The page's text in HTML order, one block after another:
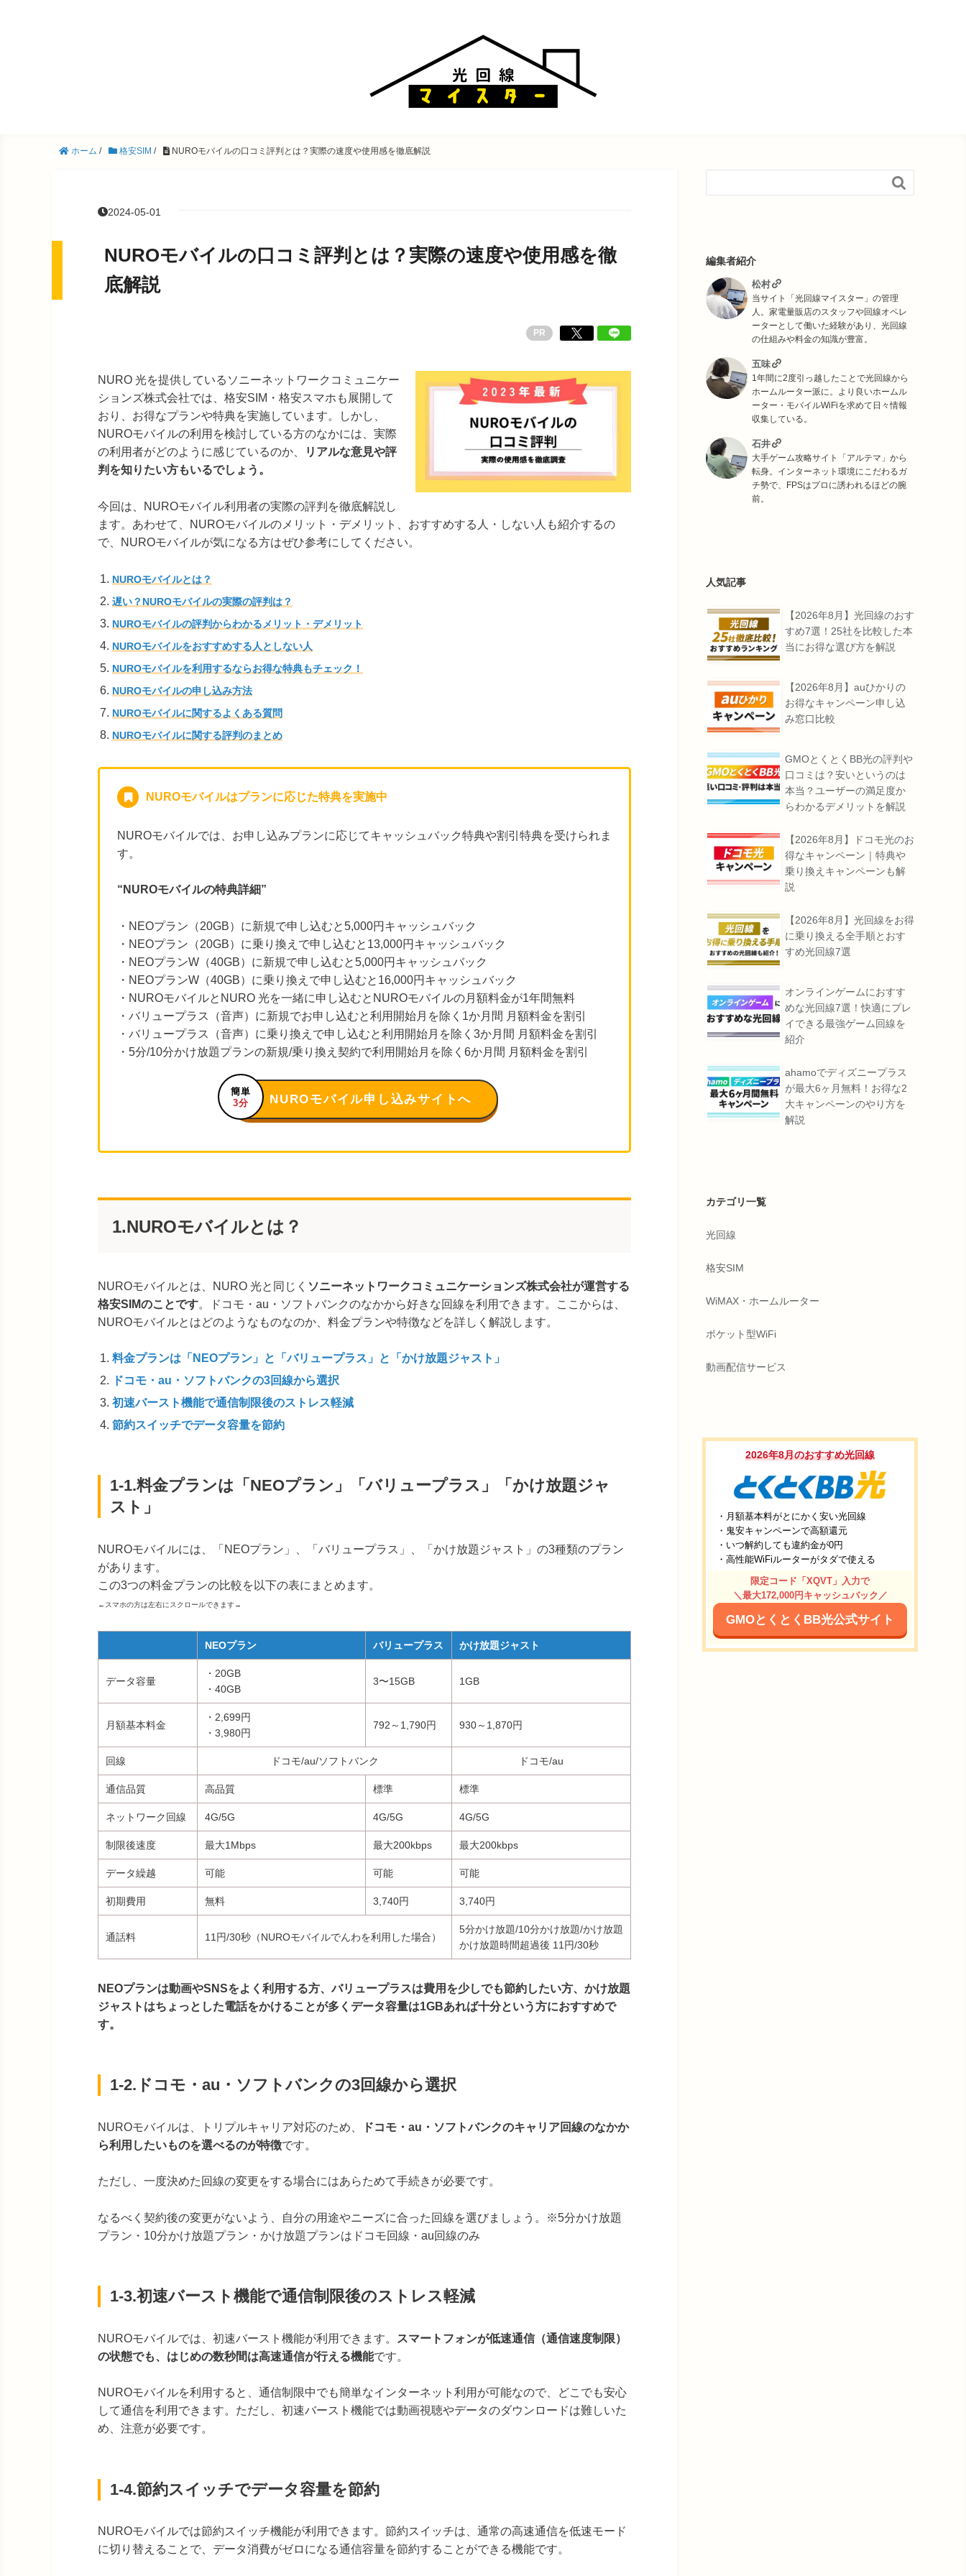
ホーム / 格安SIM / NUROモバイルの口コミ評判とは？実際の速度や使用感を徹底解説
2024-05-01
NUROモバイルの口コミ評判とは？実際の速度や使用感を徹
底解説
PR
NURO 光を提供しているソニーネットワークコミュニケー
ションズ株式会社では、格安SIM・格安スマホも展開して
おり、お得なプランや特典を実施しています。しかし、
NUROモバイルの利用を検討している方のなかには、実際
の利用者がどのように感じているのか、
リアルな意見や評
判を知りたい方もいるでしょう。
今回は、NUROモバイル利用者の実際の評判を徹底解説し
ます。あわせて、NUROモバイルのメリット・デメリット、おすすめする人・しない人も紹介するの
で、NUROモバイルが気になる方はぜひ参考にしてください。
NUROモバイルとは？
遅い？NUROモバイルの実際の評判は？
NUROモバイルの評判からわかるメリット・デメリット
NUROモバイルをおすすめする人としない人
NUROモバイルを利用するならお得な特典もチェック！
NUROモバイルの申し込み方法
NUROモバイルに関するよくある質問
NUROモバイルに関する評判のまとめ
NUROモバイルはプランに応じた特典を実施中
NUROモバイルでは、お申し込みプランに応じてキャッシュバック特典や割引特典を受けられま
す。
“NUROモバイルの特典詳細”
・NEOプラン（20GB）に新規で申し込むと5,000円キャッシュバック
・NEOプラン（20GB）に乗り換えで申し込むと13,000円キャッシュバック
・NEOプランW（40GB）に新規で申し込むと5,000円キャッシュバック
・NEOプランW（40GB）に乗り換えで申し込むと16,000円キャッシュバック
・NUROモバイルとNURO 光を一緒に申し込むとNUROモバイルの月額料金が1年間無料
・バリュープラス（音声）に新規でお申し込むと利用開始月を除く1か月間 月額料金を割引
・バリュープラス（音声）に乗り換えで申し込むと利用開始月を除く3か月間 月額料金を割引
・5分/10分かけ放題プランの新規/乗り換え契約で利用開始月を除く6か月間 月額料金を割引
簡単
3分
NUROモバイル申し込みサイトへ
1.NUROモバイルとは？
NUROモバイルとは、NURO 光と同じく ソニーネットワークコミュニケーションズ株式会社が運営する
格安SIMのことです。ドコモ・au・ソフトバンクのなかから好きな回線を利用できます。ここからは、
NUROモバイルとはどのようなものなのか、料金プランや特徴などを詳しく解説します。
料金プランは「NEOプラン」と「バリュープラス」と「かけ放題ジャスト」
ドコモ・au・ソフトバンクの3回線から選択
初速バースト機能で通信制限後のストレス軽減
節約スイッチでデータ容量を節約
1-1.料金プランは「NEOプラン」「バリュープラス」「かけ放題ジャ
スト」
NUROモバイルには、「NEOプラン」、「バリュープラス」、「かけ放題ジャスト」の3種類のプラン
があります。
この3つの料金プランの比較を以下の表にまとめます。
←スマホの方は左右にスクロールできます→
NEOプラン バリュープラス かけ放題ジャスト
データ容量
・20GB
・40GB
3〜15GB 1GB
月額基本料金
・2,699円
・3,980円
792～1,790円 930～1,870円
回線 ドコモ/au/ソフトバンク ドコモ/au
通信品質 高品質 標準 標準
ネットワーク回線 4G/5G 4G/5G 4G/5G
制限後速度 最大1Mbps 最大200kbps 最大200kbps
データ繰越 可能 可能 可能
初期費用 無料 3,740円 3,740円
通話料 11円/30秒（NUROモバイルでんわを利用した場合）
5分かけ放題/10分かけ放題/かけ放題
かけ放題時間超過後 11円/30秒
NEOプランは動画やSNSをよく利用する方、バリュープラスは費用を少しでも節約したい方、かけ放題
ジャストはちょっとした電話をかけることが多くデータ容量は1GBあれば十分という方におすすめで
す。
1-2.ドコモ・au・ソフトバンクの3回線から選択
NUROモバイルは、トリプルキャリア対応のため、
ドコモ・au・ソフトバンクのキャリア回線のなかか
ら利用したいものを選べるのが特徴です。
ただし、一度決めた回線の変更をする場合にはあらためて手続きが必要です。
なるべく契約後の変更がないよう、自分の用途やニーズに合った回線を選びましょう。※5分かけ放題
プラン・10分かけ放題プラン・かけ放題プランはドコモ回線・au回線のみ
1-3.初速バースト機能で通信制限後のストレス軽減
NUROモバイルでは、初速バースト機能が利用できます。
スマートフォンが低速通信（通信速度制限）
の状態でも、はじめの数秒間は高速通信が行える機能です。
NUROモバイルを利用すると、通信制限中でも簡単なインターネット利用が可能なので、どこでも安心
して通信を利用できます。ただし、初速バースト機能では動画視聴やデータのダウンロードは難しいた
め、注意が必要です。
1-4.節約スイッチでデータ容量を節約
NUROモバイルでは節約スイッチ機能が利用できます。節約スイッチは、通常の高速通信を低速モード
に切り替えることで、データ消費がゼロになる通信容量を節約することができる機能です。

編集者紹介
松村
当サイト「光回線マイスター」の管理
人。家電量販店のスタッフや回線オペレ
ーターとして働いた経験があり、光回線
の仕組みや料金の知識が豊富。
五味
1年間に2度引っ越したことで光回線から
ホームルーター派に。より良いホームル
ーター・モバイルWiFiを求めて日々情報
収集している。
石井
大手ゲーム攻略サイト「アルテマ」から
転身。インターネット環境にこだわるガ
チ勢で、FPSはプロに誘われるほどの腕
前。
人気記事
【2026年8月】光回線のおす
すめ7選！25社を比較した本
当にお得な選び方を解説
【2026年8月】auひかりの
お得なキャンペーン申し込
み窓口比較
GMOとくとくBB光の評判や
口コミは？安いというのは
本当？ユーザーの満足度か
らわかるデメリットを解説
【2026年8月】ドコモ光のお
得なキャンペーン｜特典や
乗り換えキャンペーンも解
説
【2026年8月】光回線をお得
に乗り換える全手順とおす
すめ光回線7選
オンラインゲームにおすす
めな光回線7選！快適にプレ
イできる最強ゲーム回線を
紹介
ahamoでディズニープラス
が最大6ヶ月無料！お得な2
大キャンペーンのやり方を
解説
カテゴリ一覧
光回線
格安SIM
WiMAX・ホームルーター
ポケット型WiFi
動画配信サービス
2026年8月のおすすめ光回線
・月額基本料がとにかく安い光回線
・鬼安キャンペーンで高額還元
・いつ解約しても違約金が0円
・高性能WiFiルーターがタダで使える
限定コード「XQVT」入力で
＼最大172,000円キャッシュバック／
GMOとくとくBB光公式サイト